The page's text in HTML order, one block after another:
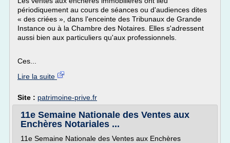
périodiquement au cours de séances ou d'audiences dites
« des criées », dans l'enceinte des Tribunaux de Grande
Instance ou à la Chambre des Notaires. Elles s'adressent
aussi bien aux particuliers qu'aux professionnels.
Ces...
Lire la suite
Site : patrimoine-prive.fr
11e Semaine Nationale des Ventes aux
Enchères Notariales ...
11e Semaine Nationale des Ventes aux Enchères